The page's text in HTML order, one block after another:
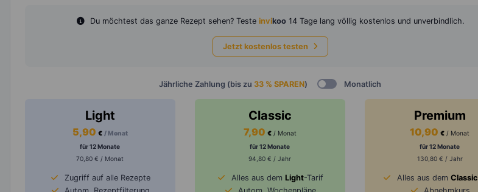
Du möchtest das ganze Rezept sehen? Teste invikoo 14 Tage lang völlig kostenlos und unverbindlich.
Jetzt kostenlos testen
Jährliche Zahlung (bis zu 33 % SPAREN) Monatlich
Light
5,90 € / Monat
für 12 Monate
70,80 € / Monat
Zugriff auf alle Rezepte
Classic
7,90 € / Monat
für 12 Monate
94,80 € / Jahr
Alles aus dem Light-Tarif
Premium
10,90€ / Monat
für 12 Monate
130,80 € / Jahr
Alles aus dem Classic